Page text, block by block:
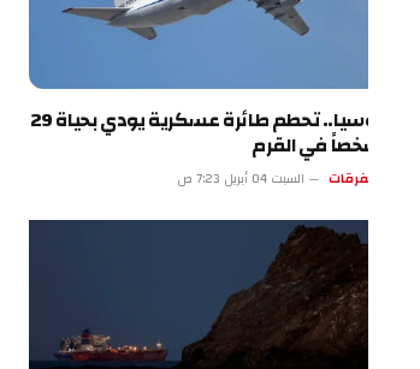
روسيا.. تحطم طائرة عسكرية يودي بحياة 29
في القرم
السبت 04 أبريل 7:23 ص
رئيس